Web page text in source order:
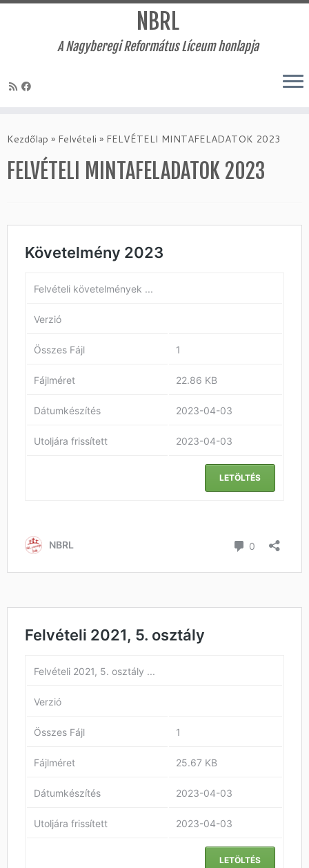
to
NBRL
A Nagyberegi Református Líceum honlapja
Kezdőlap » Felvételi » FELVÉTELI MINTAFELADATOK 2023
FELVÉTELI MINTAFELADATOK 2023